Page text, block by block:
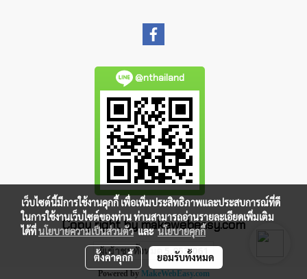
@nthailand
Copy right by makewebeasy.com
ผู้เข้าชมทั้งหมด5,053,061
Powered by MakeWebEasy.com
เว็บไซต์นี้มีการใช้งานคุกกี้ เพื่อเพิ่มประสิทธิภาพและประสบการณ์ที่ดี
ในการใช้งานเว็บไซต์ของท่าน ท่านสามารถอ่านรายละเอียดเพิ่มเติม
ได้ที่นโยบายความเป็นส่วนตัวและนโยบายคุกกี้
ตั้งค่าคุกกี้ ยอมรับทั้งหมด